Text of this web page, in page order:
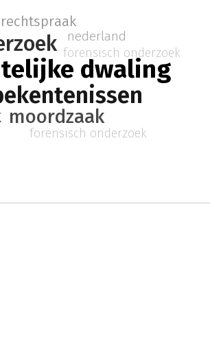
dwaling
moordzaak
rechtspraak
nederland
forensisch onderzoek
forensisch onderzoek